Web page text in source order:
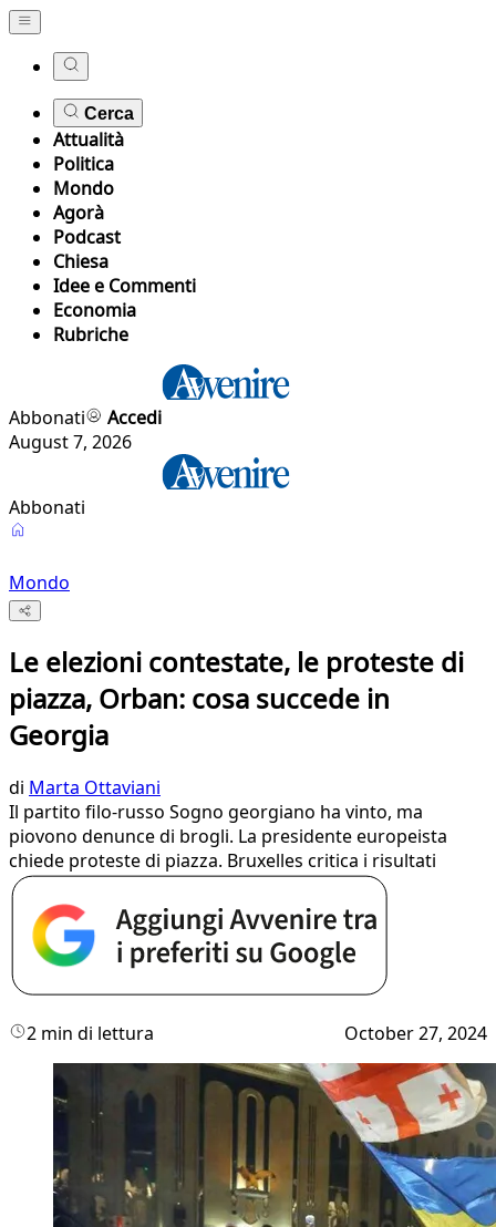
Cerca
Attualità
Politica
Mondo
Agorà
Podcast
Chiesa
Idee e Commenti
Economia
Rubriche
Abbonati
Accedi
August 7, 2026
Abbonati
Mondo
Le elezioni contestate, le proteste di
piazza, Orban: cosa succede in
Georgia
di Marta Ottaviani
Il partito filo-russo Sogno georgiano ha vinto, ma
piovono denunce di brogli. La presidente europeista
chiede proteste di piazza. Bruxelles critica i risultati
2 min di lettura October 27, 2024